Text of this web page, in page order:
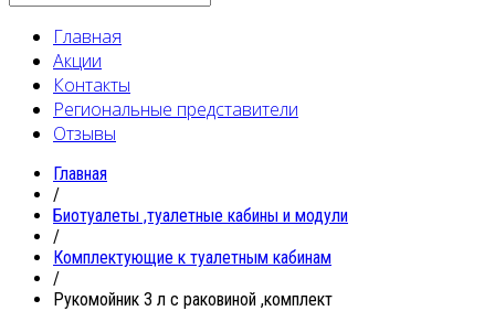
Главная
Акции
Контакты
Региональные представители
Отзывы
Главная
/
Биотуалеты ,туалетные кабины и модули
/
Комплектующие к туалетным кабинам
/
Рукомойник 3 л с раковиной ,комплект